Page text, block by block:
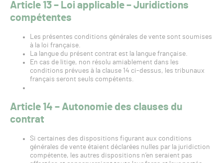
Article 13 – Loi applicable – Juridictions
compétentes
Les présentes conditions générales de vente sont soumises
à la loi française.
La langue du présent contrat est la langue française.
En cas de litige, non résolu amiablement dans les
conditions prévues à la clause 14 ci-dessus, les tribunaux
français seront seuls compétents.
Article 14 – Autonomie des clauses du
contrat
Si certaines des dispositions figurant aux conditions
générales de vente étaient déclarées nulles par la juridiction
compétente, les autres dispositions n’en seraient pas